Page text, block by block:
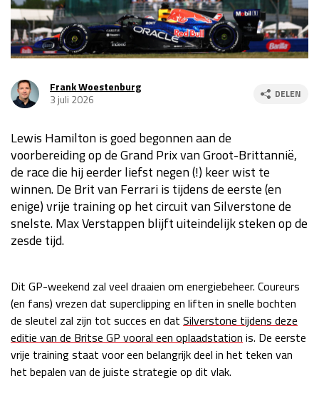
Race
za 13:00 - 15:00
Kwalificatie
za 23:00 - 00:00
Race
zo 21:00 - 23:00
GP MEXICO 2026
Kwalificatie
za 22:00 - 23:00
Race
zo 21:00 - 23:00
Kwalificatie
za 19:00 - 20:00
Race
zo 18:00 - 20:00
LAS VEGAS GRAND PRIX 2026 20 - 22 nov
Kwalificatie
za 05:00 - 06:00
GP ABU DHABI 2026 04 - 06 dec
Frank Woestenburg
3 juli 2026
DELEN
Lewis Hamilton is goed begonnen aan de
voorbereiding op de Grand Prix van Groot-Brittannië,
de race die hij eerder liefst negen (!) keer wist te
winnen. De Brit van Ferrari is tijdens de eerste (en
enige) vrije training op het circuit van Silverstone de
snelste. Max Verstappen blijft uiteindelijk steken op de
zesde tijd.
Dit GP-weekend zal veel draaien om energiebeheer. Coureurs
(en fans) vrezen dat superclipping en liften in snelle bochten
de sleutel zal zijn tot succes en dat Silverstone tijdens deze
editie van de Britse GP vooral een oplaadstation is. De eerste
vrije training staat voor een belangrijk deel in het teken van
het bepalen van de juiste strategie op dit vlak.